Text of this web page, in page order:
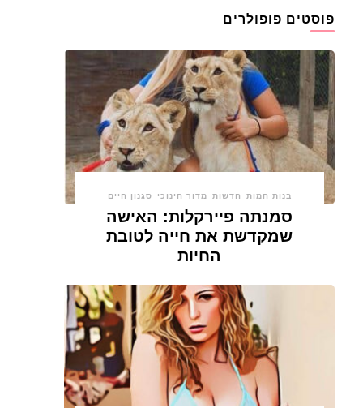
פוסטים פופולרים
בנות חמות חדשות מדור חינוכי סגנון חיים
סמנתה פיירקלות: האישה
שמקדשת את חייה לטובת
החיות